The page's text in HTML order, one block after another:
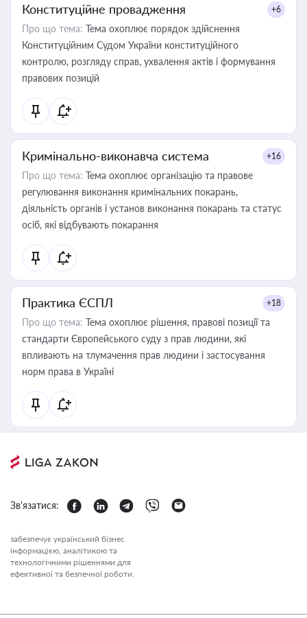
Конституційне провадження +6
Про що тема: Тема охоплює порядок здійснення
Конституційним Судом України конституційного
контролю, розгляду справ, ухвалення актів і формування
правових позицій
Кримінально-виконавча система +16
Про що тема: Тема охоплює організацію та правове
регулювання виконання кримінальних покарань,
діяльність органів і установ виконання покарань та статус
осіб, які відбувають покарання
Практика ЄСПЛ +18
Про що тема: Тема охоплює рішення, правові позиції та
стандарти Європейського суду з прав людини, які
впливають на тлумачення прав людини і застосування
норм права в Україні
Зв'язатися:
забезпечує український бізнес
інформацією, аналітикою та
технологічними рішеннями для
ефективної та безпечної роботи.